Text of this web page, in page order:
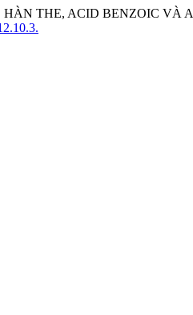
THE, ACID BENZOIC VÀ